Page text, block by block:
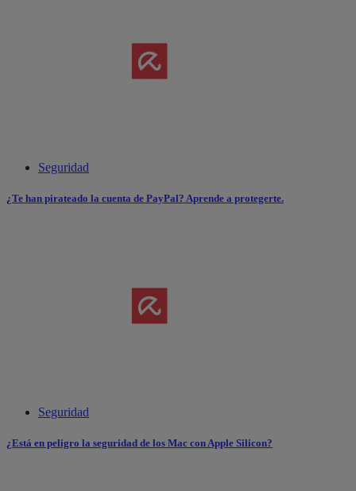
Seguridad
¿Te han pirateado la cuenta de PayPal? Aprende a protegerte.
Seguridad
¿Está en peligro la seguridad de los Mac con Apple Silicon?